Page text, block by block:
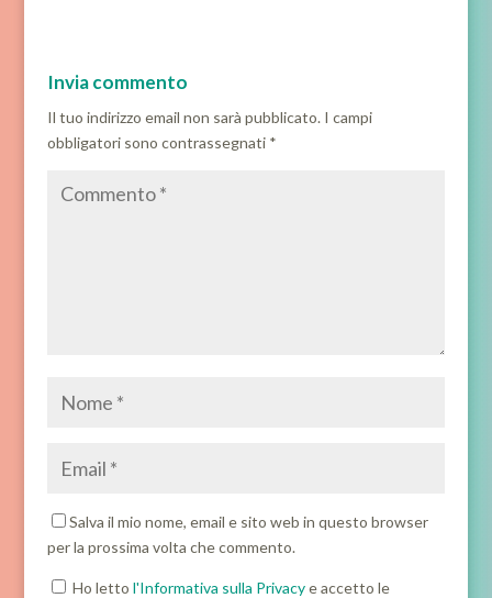
Invia commento
Il tuo indirizzo email non sarà pubblicato. I campi
obbligatori sono contrassegnati *
Salva il mio nome, email e sito web in questo browser
per la prossima volta che commento.
Ho letto l'Informativa sulla Privacye accetto le